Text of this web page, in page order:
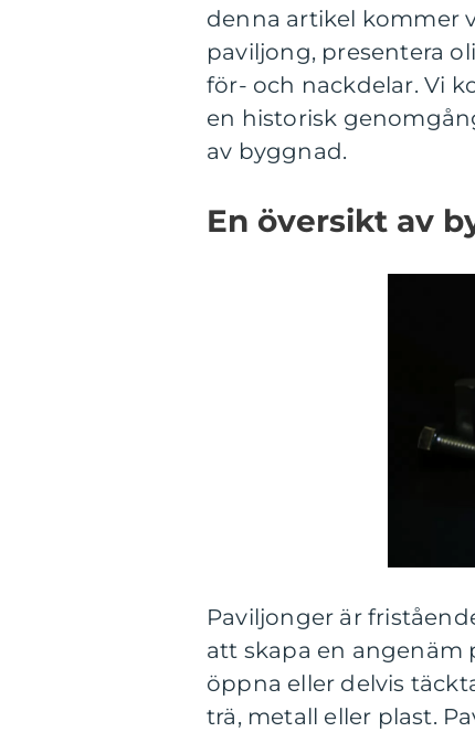
denna artikel kommer
paviljong, presentera
för- och nackdelar. Vi
en historisk
av byggnad.
En översikt av
Paviljonger är
att skapa en angenäm
öppna eller delvis
trä, metall eller plast.